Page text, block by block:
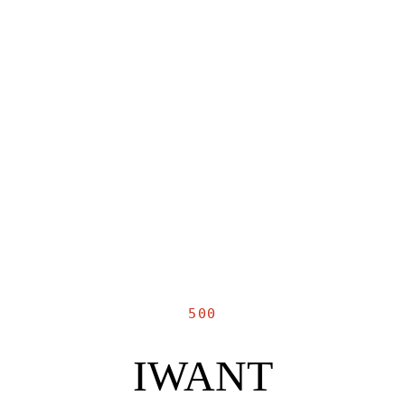
500
IWANT